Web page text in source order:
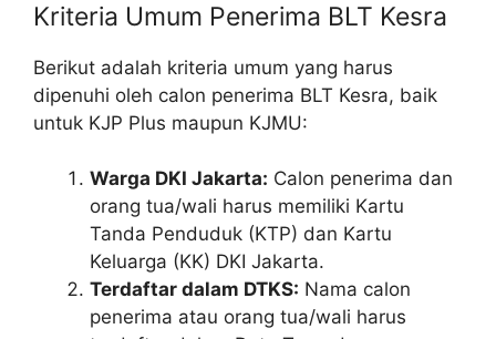
Kriteria Umum Penerima BLT Kesra
Berikut adalah kriteria umum yang harus
dipenuhi oleh calon penerima BLT Kesra, baik
untuk KJP Plus maupun KJMU:
Warga DKI Jakarta: Calon penerima dan
orang tua/wali harus memiliki Kartu
Tanda Penduduk (KTP) dan Kartu
Keluarga (KK) DKI Jakarta.
Terdaftar dalam DTKS: Nama calon
penerima atau orang tua/wali harus